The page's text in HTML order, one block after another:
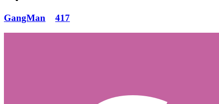
GangMan 417